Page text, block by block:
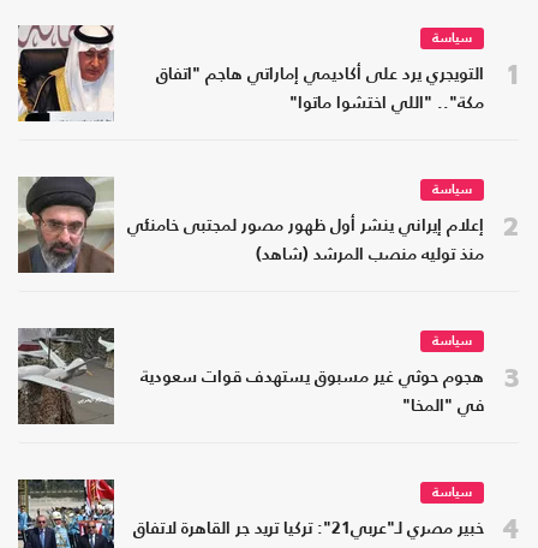
1
سياسة
التويجري يرد على أكاديمي إماراتي هاجم "اتفاق
مكة".. "اللي اختشوا ماتوا"
2
سياسة
إعلام إيراني ينشر أول ظهور مصور لمجتبى خامنئي
منذ توليه منصب المرشد (شاهد)
3
سياسة
هجوم حوثي غير مسبوق يستهدف قوات سعودية
في "المخا"
4
سياسة
خبير مصري لـ"عربي21": تركيا تريد جر القاهرة لاتفاق